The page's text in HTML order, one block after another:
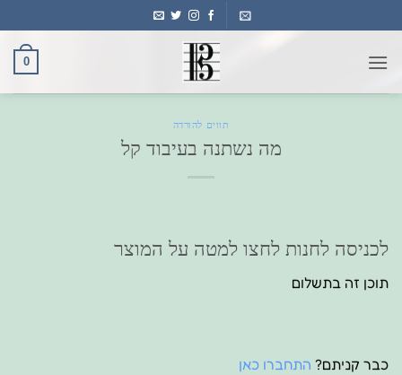
to
content
0
תווים להורדה
מה נשתנה בעיבוד קל
לכניסה לחנות לחצו למטה על המוצר
תוכן זה בתשלום
כבר קניתם? התחברו כאן